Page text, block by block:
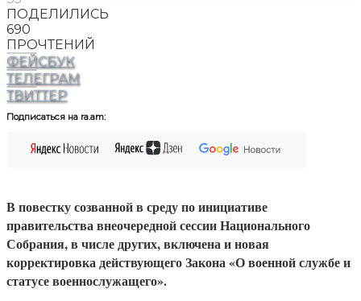
ПОДЕЛИЛИСЬ
690
ПРОЧТЕНИЙ
ФЕЙСБУК
ТЕЛЕГРАМ
ТВИТТЕР
Подписаться на ra.am:
В повестку созванной в среду по инициативе
правительства внеочередной сессии Национального
Собрания, в числе других, включена и новая
корректировка действующего Закона «О военной службе и
статусе военнослужащего».